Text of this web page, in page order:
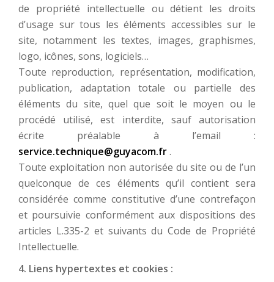
de propriété intellectuelle ou détient les droits
d’usage sur tous les éléments accessibles sur le
site, notamment les textes, images, graphismes,
logo, icônes, sons, logiciels…
Toute reproduction, représentation, modification,
publication, adaptation totale ou partielle des
éléments du site, quel que soit le moyen ou le
procédé utilisé, est interdite, sauf autorisation
écrite préalable à l’email :
service.technique@guyacom.fr.
Toute exploitation non autorisée du site ou de l’un
quelconque de ces éléments qu’il contient sera
considérée comme constitutive d’une contrefaçon
et poursuivie conformément aux dispositions des
articles L.335-2 et suivants du Code de Propriété
Intellectuelle.
4. Liens hypertextes et cookies :